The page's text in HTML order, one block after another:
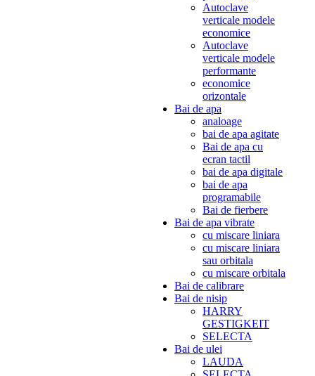
Autoclave
verticale modele
economice
Autoclave
verticale modele
performante
economice
orizontale
Bai de apa
analoage
bai de apa agitate
Bai de apa cu
ecran tactil
bai de apa digitale
bai de apa
programabile
Bai de fierbere
Bai de apa vibrate
cu miscare liniara
cu miscare liniara
sau orbitala
cu miscare orbitala
Bai de calibrare
Bai de nisip
HARRY
GESTIGKEIT
SELECTA
Bai de ulei
LAUDA